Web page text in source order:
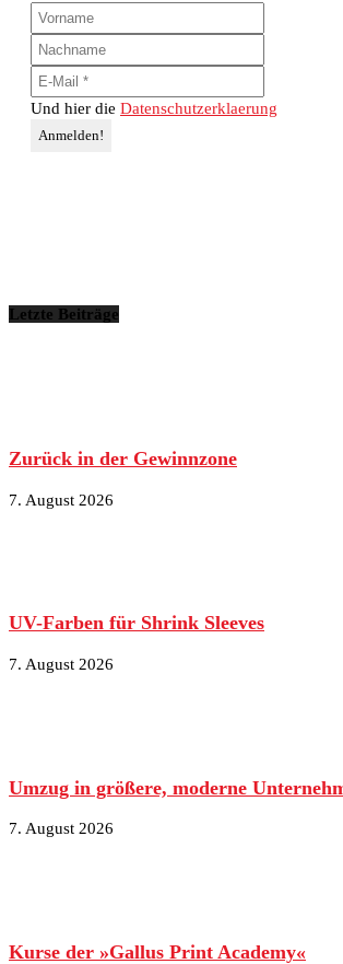
Und hier die Datenschutzerklaerung
Letzte Beiträge
Zurück in der Gewinnzone
7. August 2026
UV-Farben für Shrink Sleeves
7. August 2026
Umzug in größere, moderne
7. August 2026
Kurse der »Gallus Print Academy«